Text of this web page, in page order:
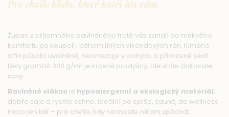
Pro chvíle klidu, které patří jen vám.
Župan z příjemného bavlněného froté vás zahalí do měkkého
komfortu po koupeli i během líných víkendových rán. Kimono
střih působí uvolněně, neomezuje v pohybu a přirozeně sedí.
Díky gramáži 380 g/m² je krásně prodyšný, ale stále dokonale
savý.
Bavlněné vlákno je hypoalergenní a ekologický materiál,
dobře saje a rychle schne. Ideální po sprše, sauně, do wellness
nebo jen tak – pro chvíle, kdy nechcete nikam spěchat.